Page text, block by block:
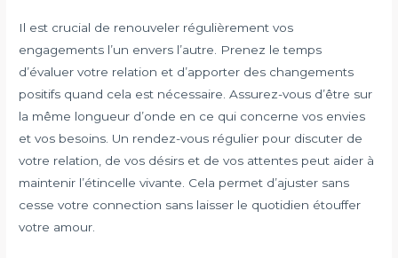
Il est crucial de renouveler régulièrement vos
engagements l’un envers l’autre. Prenez le temps
d’évaluer votre relation et d’apporter des changements
positifs quand cela est nécessaire. Assurez-vous d’être sur
la même longueur d’onde en ce qui concerne vos envies
et vos besoins. Un rendez-vous régulier pour discuter de
votre relation, de vos désirs et de vos attentes peut aider à
maintenir l’étincelle vivante. Cela permet d’ajuster sans
cesse votre connection sans laisser le quotidien étouffer
votre amour.